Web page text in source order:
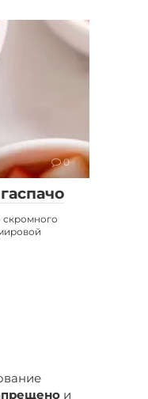
0
скромного
и